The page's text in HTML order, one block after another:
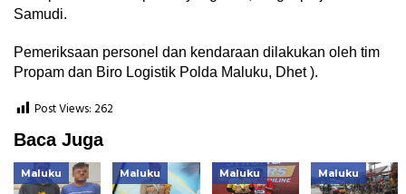
Samudi.
Pemeriksaan personel dan kendaraan dilakukan oleh tim
Propam dan Biro Logistik Polda Maluku, Dhet ).
Post Views:262
Baca Juga
Maluku Maluku Maluku Maluku